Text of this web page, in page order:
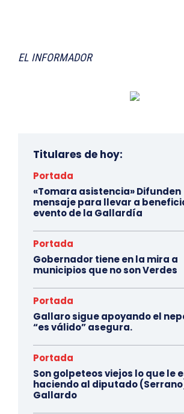
EL INFORMADOR
Titulares de hoy:
Portada
«Tomara asistencia» Difunden
mensaje para llevar a
evento de la Gallardía
Portada
Gobernador tiene en la mira a
municipios que no son Verdes
Portada
Gallaro sigue apoyando el
“es válido” asegura.
Portada
Son golpeteos viejos lo que le
haciendo al diputado
Gallardo